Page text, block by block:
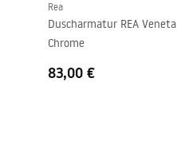
Rea
Duscharmatur REA Veneta
Chrome
83,00 €